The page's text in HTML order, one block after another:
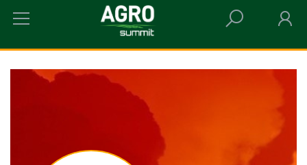
HOME PCA